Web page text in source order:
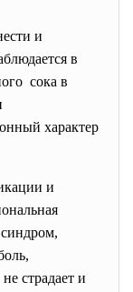
и
в
сока в
характер
и
страдает и